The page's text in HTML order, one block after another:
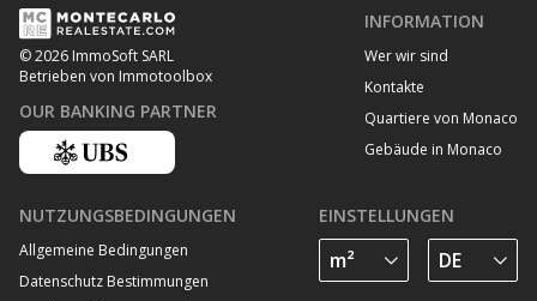
© 2026 ImmoSoft SARL
Betrieben von Immotoolbox
OUR BANKING PARTNER
INFORMATION
Wer wir sind
Kontakte
Quartiere von Monaco
Gebäude in Monaco
NUTZUNGSBEDINGUNGEN
Allgemeine Bedingungen
Datenschutz Bestimmungen
EINSTELLUNGEN